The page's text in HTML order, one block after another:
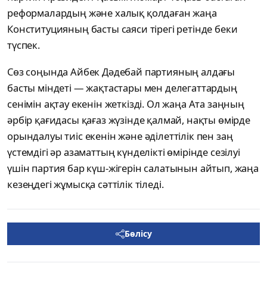
реформалардың және халық қолдаған жаңа
Конституцияның басты саяси тірегі ретінде беки
түспек.
Сөз соңында Айбек Дәдебай партияның алдағы
басты міндеті — жақтастары мен делегаттардың
сенімін ақтау екенін жеткізді. Ол жаңа Ата заңның
әрбір қағидасы қағаз жүзінде қалмай, нақты өмірде
орындалуы тиіс екенін және әділеттілік пен заң
үстемдігі әр азаматтың күнделікті өмірінде сезілуі
үшін партия бар күш-жігерін салатынын айтып, жаңа
кезеңдегі жұмысқа сәттілік тіледі.
Бөлісу